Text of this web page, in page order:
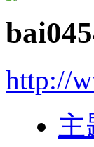
http://
主